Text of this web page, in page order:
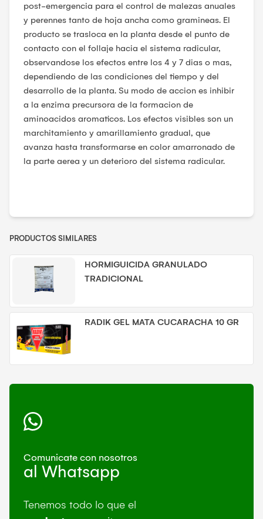
post-emergencia para el control de malezas anuales
y perennes tanto de hoja ancha como gramineas. El
producto se trasloca en la planta desde el punto de
contacto con el follaje hacia el sistema radicular,
observandose los efectos entre los 4 y 7 dias o mas,
dependiendo de las condiciones del tiempo y del
desarrollo de la planta. Su modo de accion es inhibir
a la enzima precursora de la formacion de
aminoacidos aromaticos. Los efectos visibles son un
marchitamiento y amarillamiento gradual, que
avanza hasta transformarse en color amarronado de
la parte aerea y un deterioro del sistema radicular.
PRODUCTOS SIMILARES
HORMIGUICIDA GRANULADO
TRADICIONAL
RADIK GEL MATA CUCARACHA 10 GR
Comunicate con nosotros
al Whatsapp
Tenemos todo lo que el